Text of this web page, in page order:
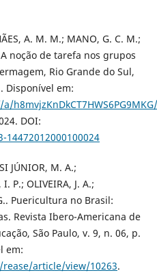
A. M. M.; MANO, G. C. M.;
A noção de tarefa nos grupos
Rio Grande do Sul,
Disponível em:
DOI:
JÚNIOR, M. A.;
P.; OLIVEIRA, J. A.;
Puericultura no Brasil:
Revista Ibero-Americana de
São Paulo, v. 9, n. 06, p.
em:
article/view/10263.